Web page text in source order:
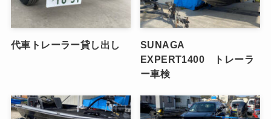
代車トレーラー貸し出し
SUNAGA
EXPERT1400 トレーラ
ー車検